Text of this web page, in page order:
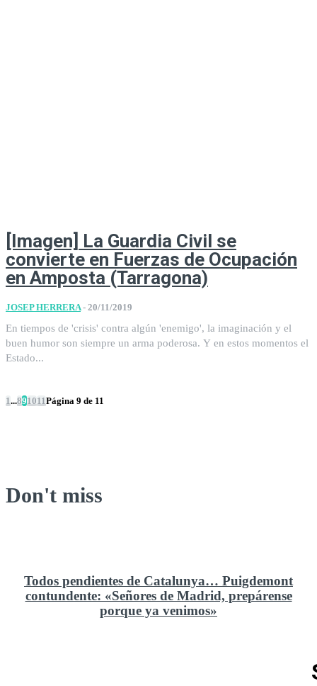
[Imagen] La Guardia Civil se
convierte en Fuerzas de Ocupación
en Amposta (Tarragona)
JOSEP HERRERA - 20/11/2019
En tiempos de 'crisis' contra algún 'enemigo', la imaginación y el
buen humor son siempre un arma poderosa. Y en estos momentos el
Estado...
1...891011Página 9 de 11
Don't miss
Todos pendientes de Catalunya… Puigdemont
contundente: «Señores de Madrid, prepárense
porque ya venimos»